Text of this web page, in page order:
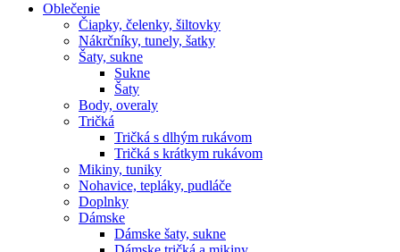
Oblečenie
Čiapky, čelenky, šiltovky
Nákrčníky, tunely, šatky
Šaty, sukne
Sukne
Šaty
Body, overaly
Tričká
Tričká s dlhým rukávom
Tričká s krátkym rukávom
Mikiny, tuniky
Nohavice, tepláky, pudláče
Doplnky
Dámske
Dámske šaty, sukne